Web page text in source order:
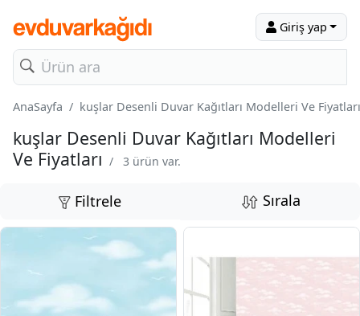
Giriş yap
AnaSayfa kuşlar Desenli Duvar Kağıtları Modelleri Ve Fiyatları
kuşlar Desenli Duvar Kağıtları Modelleri
Ve Fiyatları / 3 ürün var.
Filtrele Sırala